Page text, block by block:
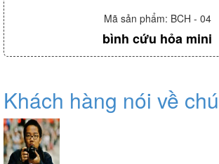
Mã sản phẩm: BCH - 04
bình cứu hỏa mini
Khách hàng nói về